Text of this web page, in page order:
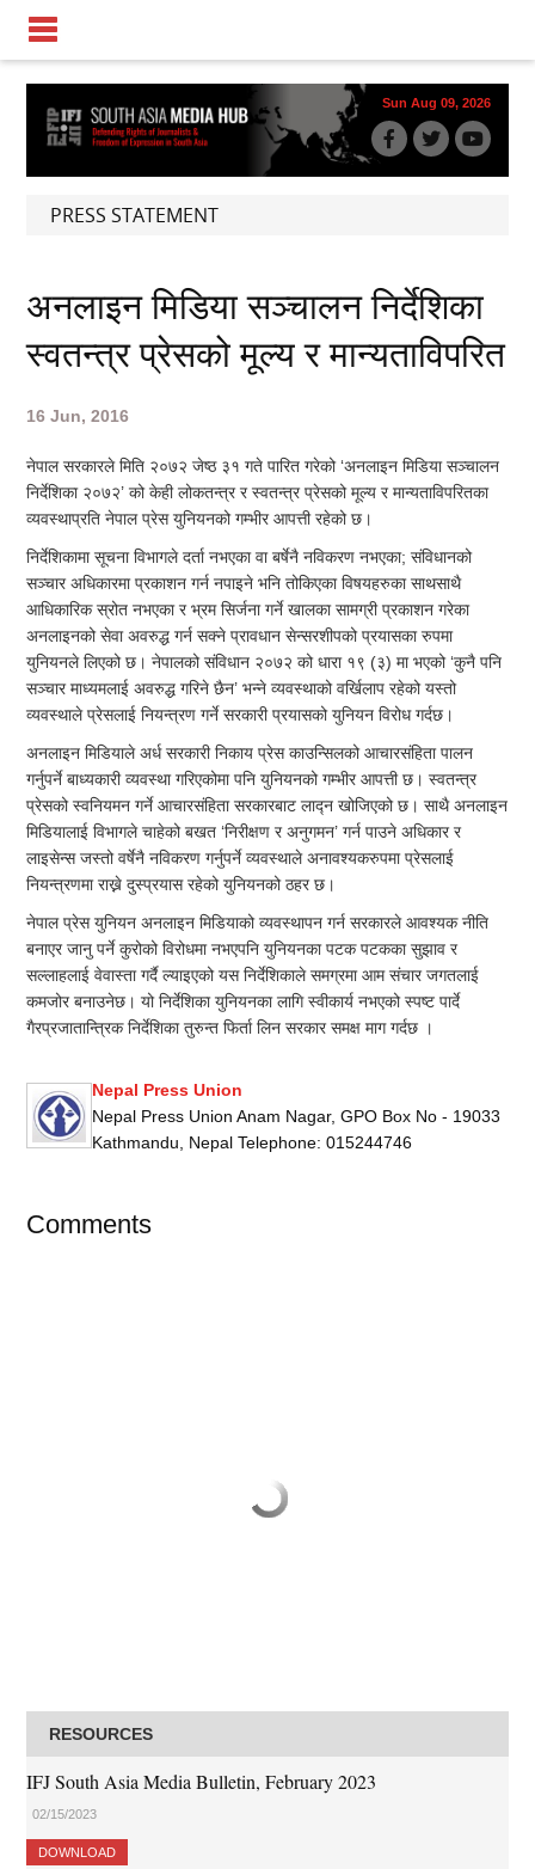
Sun Aug 09, 2026
PRESS STATEMENT
अनलाइन मिडिया सञ्चालन निर्देशिका
स्वतन्त्र प्रेसको मूल्य र मान्यताविपरित
16 Jun, 2016
नेपाल सरकारले मिति २०७२ जेष्ठ ३१ गते पारित गरेको ‘अनलाइन मिडिया सञ्चालन
निर्देशिका २०७२’ को केही लोकतन्त्र र स्वतन्त्र प्रेसको मूल्य र मान्यताविपरितका
व्यवस्थाप्रति नेपाल प्रेस युनियनको गम्भीर आपत्ती रहेको छ।
निर्देशिकामा सूचना विभागले दर्ता नभएका वा बर्षेनै नविकरण नभएका; संविधानको
सञ्चार अधिकारमा प्रकाशन गर्न नपाइने भनि तोकिएका विषयहरुका साथसाथै
आधिकारिक स्रोत नभएका र भ्रम सिर्जना गर्ने खालका सामग्री प्रकाशन गरेका
अनलाइनको सेवा अवरुद्ध गर्न सक्ने प्रावधान सेन्सरशीपको प्रयासका रुपमा
युनियनले लिएको छ। नेपालको संविधान २०७२ को धारा १९ (३) मा भएको ‘कुनै पनि
सञ्चार माध्यमलाई अवरुद्ध गरिने छैन’ भन्ने व्यवस्थाको वर्खिलाप रहेको यस्तो
व्यवस्थाले प्रेसलाई नियन्त्रण गर्ने सरकारी प्रयासको युनियन विरोध गर्दछ।
अनलाइन मिडियाले अर्ध सरकारी निकाय प्रेस काउन्सिलको आचारसंहिता पालन
गर्नुपर्ने बाध्यकारी व्यवस्था गरिएकोमा पनि युनियनको गम्भीर आपत्ती छ। स्वतन्त्र
प्रेसको स्वनियमन गर्ने आचारसंहिता सरकारबाट लाद्न खोजिएको छ। साथै अनलाइन
मिडियालाई विभागले चाहेको बखत ‘निरीक्षण र अनुगमन’ गर्न पाउने अधिकार र
लाइसेन्स जस्तो वर्षेनै नविकरण गर्नुपर्ने व्यवस्थाले अनावश्यकरुपमा प्रेसलाई
नियन्त्रणमा राख्ने दुस्प्रयास रहेको युनियनको ठहर छ।
नेपाल प्रेस युनियन अनलाइन मिडियाको व्यवस्थापन गर्न सरकारले आवश्यक नीति
बनाएर जानु पर्ने कुरोको विरोधमा नभएपनि युनियनका पटक पटकका सुझाव र
सल्लाहलाई वेवास्ता गर्दै ल्याइएको यस निर्देशिकाले समग्रमा आम संचार जगतलाई
कमजोर बनाउनेछ। यो निर्देशिका युनियनका लागि स्वीकार्य नभएको स्पष्ट पार्दे
गैरप्रजातान्त्रिक निर्देशिका तुरुन्त फिर्ता लिन सरकार समक्ष माग गर्दछ ।
Nepal Press Union
Nepal Press Union Anam Nagar, GPO Box No - 19033
Kathmandu, Nepal Telephone: 015244746
Comments
RESOURCES
IFJ South Asia Media Bulletin, February 2023
02/15/2023
DOWNLOAD